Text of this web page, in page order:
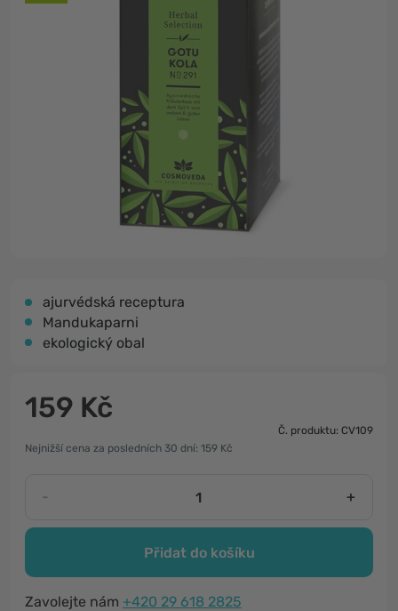
ajurvédská receptura
Mandukaparni
ekologický obal
159 Kč
Č. produktu: CV109
Nejnižší cena za posledních 30 dní: 159 Kč
- +
Přidat do košíku
Zavolejte nám +420 29 618 2825